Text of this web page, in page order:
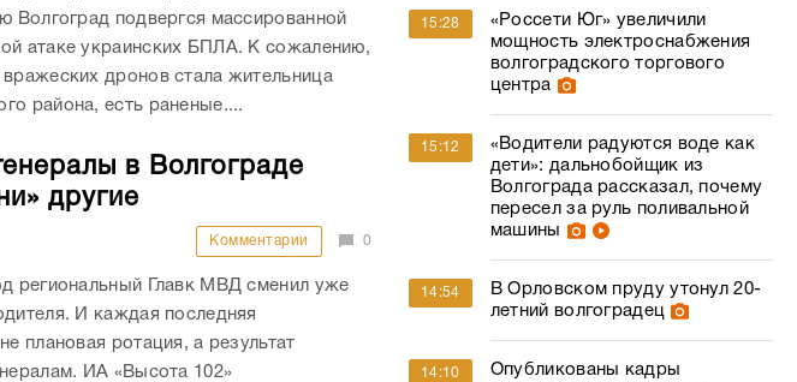
Волгоград подвергся массированной
атаке украинских БПЛА. К сожалению,
дронов стала жительница
района, есть раненые....
в Волгограде
другие
Комментарии 0
региональный Главк МВД сменил уже
И каждая последняя
плановая ротация, а результат
ИА «Высота 102»
15:28
«Россети Юг» увеличили
мощность электроснабжения
волгоградского торгового
центра
15:12
«Водители радуются воде как
дети»: дальнобойщик из
Волгограда рассказал, почему
пересел за руль поливальной
машины
14:54
В Орловском пруду утонул 20-
летний волгоградец
14:10
Опубликованы кадры